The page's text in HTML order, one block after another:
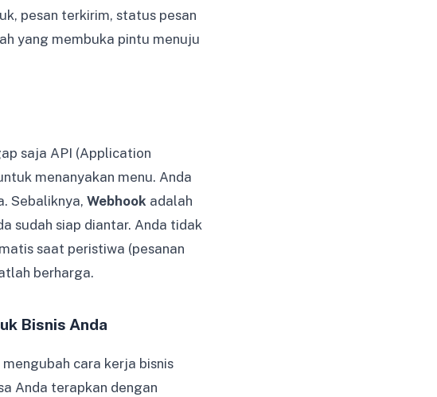
pesan terkirim, status pesan
yang membuka pintu menuju
saja API (Application
menanyakan menu. Anda
Sebaliknya, Webhook adalah
sudah siap diantar. Anda tidak
saat peristiwa (pesanan
berharga.
Bisnis Anda
cara kerja bisnis
Anda terapkan dengan